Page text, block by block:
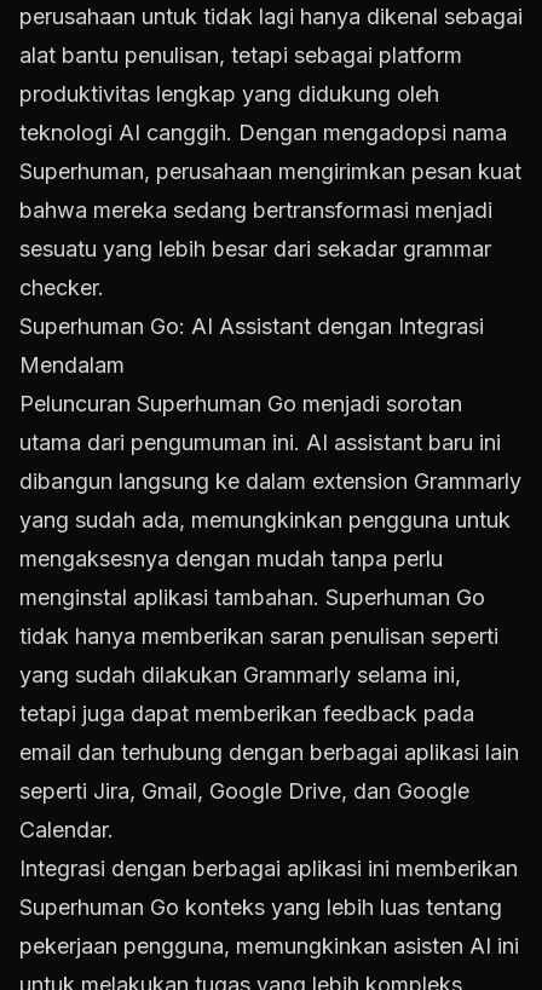
perusahaan untuk tidak lagi hanya dikenal sebagai
alat bantu penulisan, tetapi sebagai platform
produktivitas lengkap yang didukung oleh
teknologi AI canggih. Dengan mengadopsi nama
Superhuman, perusahaan mengirimkan pesan kuat
bahwa mereka sedang bertransformasi menjadi
sesuatu yang lebih besar dari sekadar grammar
checker.
Superhuman Go: AI Assistant dengan Integrasi
Mendalam
Peluncuran Superhuman Go menjadi sorotan
utama dari pengumuman ini. AI assistant baru ini
dibangun langsung ke dalam extension Grammarly
yang sudah ada, memungkinkan pengguna untuk
mengaksesnya dengan mudah tanpa perlu
menginstal aplikasi tambahan. Superhuman Go
tidak hanya memberikan saran penulisan seperti
yang sudah dilakukan Grammarly selama ini,
tetapi juga dapat memberikan feedback pada
email dan terhubung dengan berbagai aplikasi lain
seperti Jira, Gmail, Google Drive, dan Google
Calendar.
Integrasi dengan berbagai aplikasi ini memberikan
Superhuman Go konteks yang lebih luas tentang
pekerjaan pengguna, memungkinkan asisten AI ini
untuk melakukan tugas yang lebih kompleks